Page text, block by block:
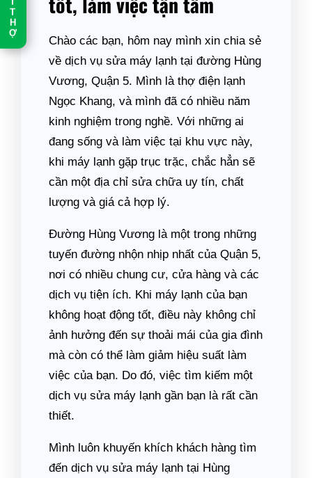
T
H
Ợ
Chào các bạn, hôm nay mình xin chia sẻ
về dịch vụ sửa máy lạnh tại đường Hùng
Vương, Quận 5. Mình là thợ điện lạnh
Ngọc Khang, và mình đã có nhiều năm
kinh nghiệm trong nghề. Với những ai
đang sống và làm việc tại khu vực này,
khi máy lạnh gặp trục trặc, chắc hẳn sẽ
cần một địa chỉ sửa chữa uy tín, chất
lượng và giá cả hợp lý.
Đường Hùng Vương là một trong những
tuyến đường nhộn nhịp nhất của Quận 5,
nơi có nhiều chung cư, cửa hàng và các
dịch vụ tiện ích. Khi máy lạnh của bạn
không hoạt động tốt, điều này không chỉ
ảnh hưởng đến sự thoải mái của gia đình
mà còn có thể làm giảm hiệu suất làm
việc của bạn. Do đó, việc tìm kiếm một
dịch vụ sửa máy lạnh gần bạn là rất cần
thiết.
Mình luôn khuyến khích khách hàng tìm
đến dịch vụ sửa máy lạnh tại Hùng